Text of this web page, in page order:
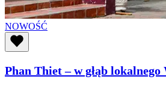
NOWOŚĆ
Phan Thiet – w głąb